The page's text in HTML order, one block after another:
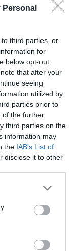
Personal
third parties, or
for
below opt-out
that after your
seeing
utilized by
parties prior to
of the further
third parties on the
information may
the IAB’s List of
disclose it to other
or more Google
You may click to
party tags to
in below Google
posztolt ki a
ÜGYÉBEN
GERGELY
amely szerint
Ennek alapján
hogy a kínai
IS JÖHETNEK
kerülhet sor, a
ideje csak az